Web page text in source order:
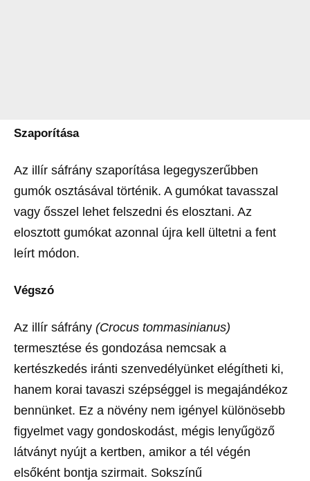
Szaporítása
Az illír sáfrány szaporítása legegyszerűbben
gumók osztásával történik. A gumókat tavasszal
vagy ősszel lehet felszedni és elosztani. Az
elosztott gumókat azonnal újra kell ültetni a fent
leírt módon.
Végszó
Az illír sáfrány (Crocus tommasinianus)
termesztése és gondozása nemcsak a
kertészkedés iránti szenvedélyünket elégítheti ki,
hanem korai tavaszi szépséggel is megajándékoz
bennünket. Ez a növény nem igényel különösebb
figyelmet vagy gondoskodást, mégis lenyűgöző
látványt nyújt a kertben, amikor a tél végén
elsőként bontja szirmait. Sokszínű